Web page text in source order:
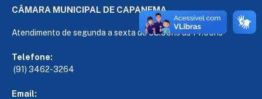
CÂMARA MUNICIPAL DE CAPANEMA
Atendimento de segunda a sexta de 08:00hs às 14:00hs
Telefone:
(91) 3462-3264
Email: